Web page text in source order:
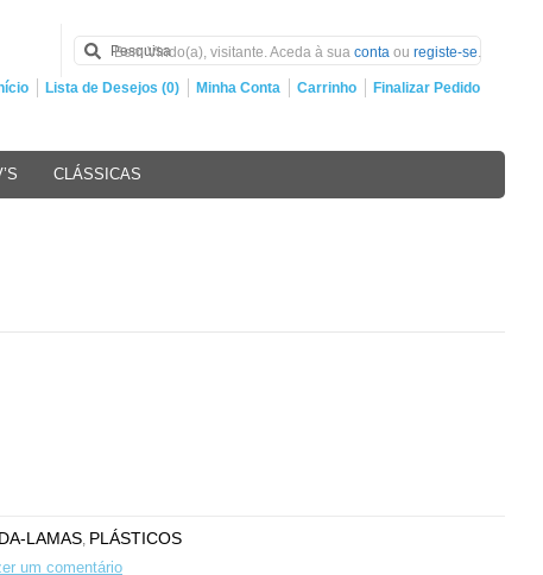
Bem Vindo(a), visitante. Aceda à sua conta ou registe-se.
Lista de Desejos (0) Minha Conta Carrinho Finalizar Pedido
CLÁSSICAS
LAMAS PLÁSTICOS
um comentário